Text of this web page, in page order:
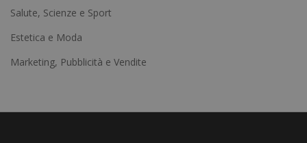
a
v
Salute, Scienze e Sport
Estetica e Moda
Marketing, Pubblicità e Vendite